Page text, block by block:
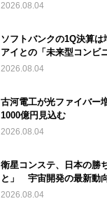
2026.08.04
ソフトバンクの1Q決算
アイとの「未来型コンビ
2026.08.04
古河電工が光ファイバー
1000億円見込む
2026.08.04
衛星コンステ、日本の勝
と」 宇宙開発の最新動
2026.08.04